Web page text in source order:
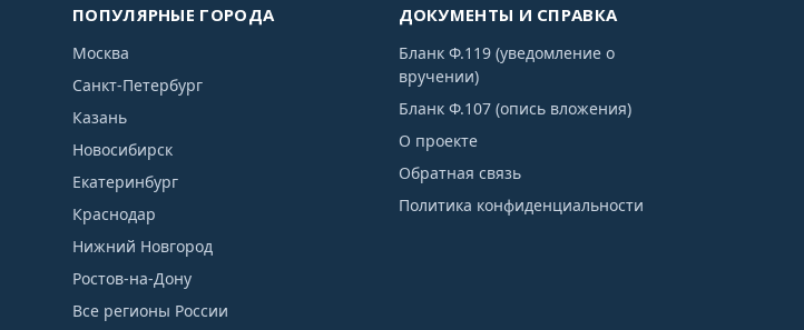
ПОПУЛЯРНЫЕ ГОРОДА
Москва
Санкт-Петербург
Казань
Новосибирск
Екатеринбург
Краснодар
Нижний Новгород
Ростов-на-Дону
Все регионы России
ДОКУМЕНТЫ И СПРАВКА
Бланк Ф.119 (уведомление о
вручении)
Бланк Ф.107 (опись вложения)
О проекте
Обратная связь
Политика конфиденциальности